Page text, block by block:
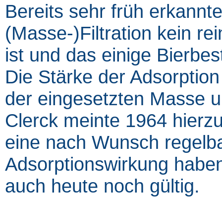
Bereits sehr früh
(Masse-)Filtration kein
ist und das einige
Die Stärke der
der eingesetzten Masse
Clerck meinte 1964
eine nach Wunsch
Adsorptionswirkung
auch heute noch gültig.